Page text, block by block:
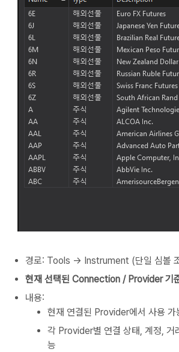
경로: Tools → Instrument (단일 심볼
현재 선택된 Connection / Provider 기
내용:
현재 연결된 Provider에서 사용 가
각 Provider별 연결 상태, 계정, 거
능